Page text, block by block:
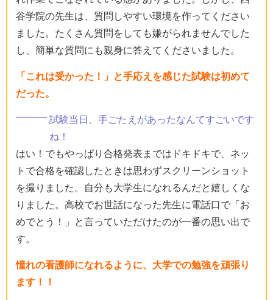
谷学院の先生は、質問しやすい環境を作ってください
ました。たくさん質問をしても嫌がられませんでした
し、簡単な質問にも親身に答えてくださいました。
「これは受かった！」と手応えを感じた試験は初めて
だった。
試験当日、手ごたえがあったなんてすごいです
ね！
はい！でもやっぱり合格発表まではドキドキで、ネッ
トで合格を確認したときは思わずスクリーンショット
を撮りました。自分も大学生になれるんだと嬉しくな
りました。高校でお世話になった先生に電話口で「お
めでとう！」と言っていただけたのが一番の思い出で
す。
憧れの看護師になれるように、大学での勉強を頑張り
ます！！